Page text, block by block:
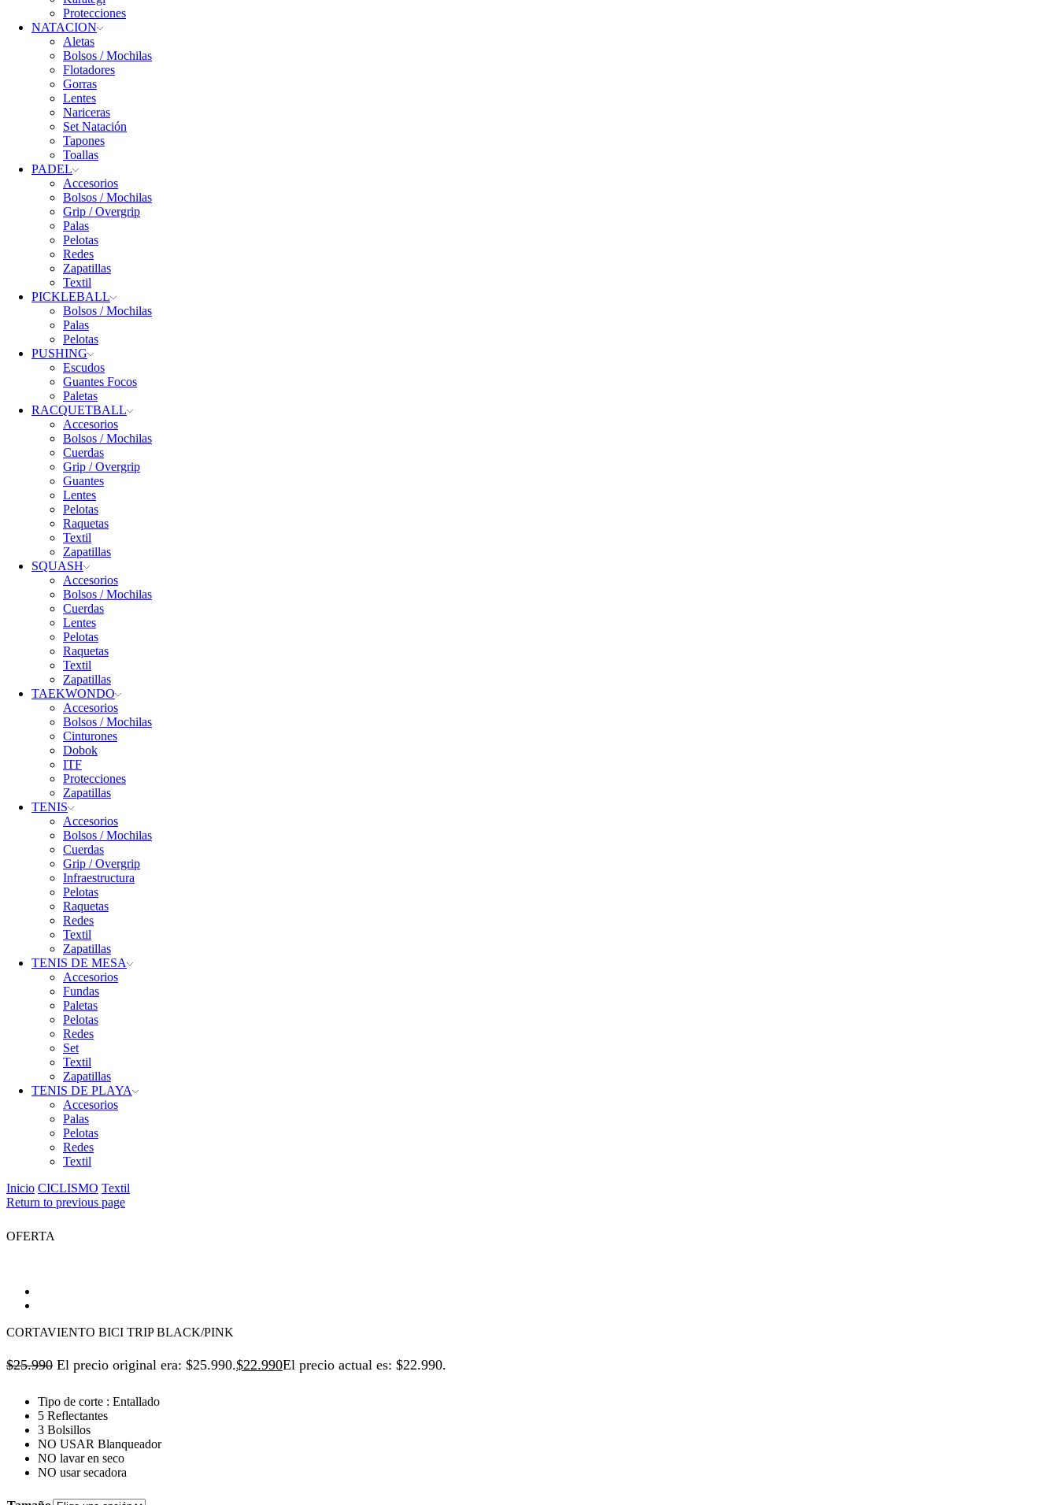
Protecciones
NATACION
Aletas
Bolsos / Mochilas
Flotadores
Gorras
Lentes
Nariceras
Set Natación
Tapones
Toallas
PADEL
Accesorios
Bolsos / Mochilas
Grip / Overgrip
Palas
Pelotas
Redes
Zapatillas
Textil
PICKLEBALL
Bolsos / Mochilas
Palas
Pelotas
PUSHING
Escudos
Guantes Focos
Paletas
RACQUETBALL
Accesorios
Bolsos / Mochilas
Cuerdas
Grip / Overgrip
Guantes
Lentes
Pelotas
Raquetas
Textil
Zapatillas
SQUASH
Accesorios
Bolsos / Mochilas
Cuerdas
Lentes
Pelotas
Raquetas
Textil
Zapatillas
TAEKWONDO
Accesorios
Bolsos / Mochilas
Cinturones
Dobok
ITF
Protecciones
Zapatillas
TENIS
Accesorios
Bolsos / Mochilas
Cuerdas
Grip / Overgrip
Infraestructura
Pelotas
Raquetas
Redes
Textil
Zapatillas
TENIS DE MESA
Accesorios
Fundas
Paletas
Pelotas
Redes
Set
Textil
Zapatillas
TENIS DE PLAYA
Accesorios
Palas
Pelotas
Redes
Textil
Inicio CICLISMO Textil
Return to previous page
OFERTA
CORTAVIENTO BICI TRIP BLACK/PINK
$25.990 El precio original era: $25.990.$22.990El precio actual es: $22.990.
Tipo de corte : Entallado
5 Reflectantes
3 Bolsillos
NO USAR Blanqueador
NO lavar en seco
NO usar secadora